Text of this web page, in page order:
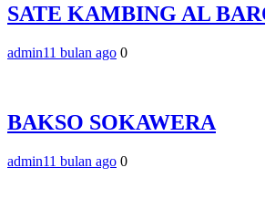
SATE KAMBING AL
admin11 bulan ago 0
BAKSO SOKAWERA
admin11 bulan ago 0